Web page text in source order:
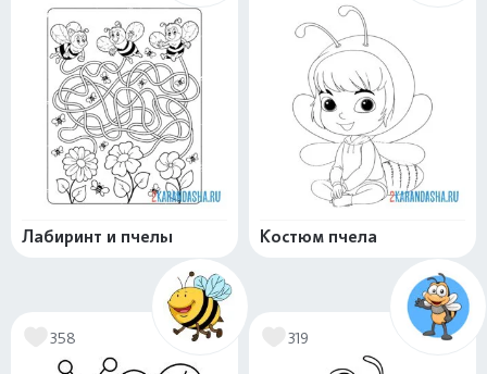
Лабиринт и пчелы Костюм пчела
358 319